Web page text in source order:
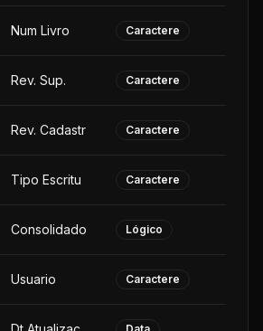
Num Livro Caractere
Rev. Sup. Caractere
Rev. Cadastr Caractere
Tipo Escritu Caractere
Consolidado Lógico
Usuario Caractere